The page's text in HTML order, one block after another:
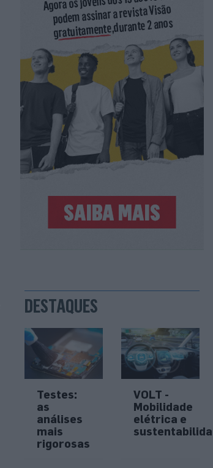
DESTAQUES
Testes:
as
análises
mais
rigorosas
VOLT -
Mobilidade
elétrica e